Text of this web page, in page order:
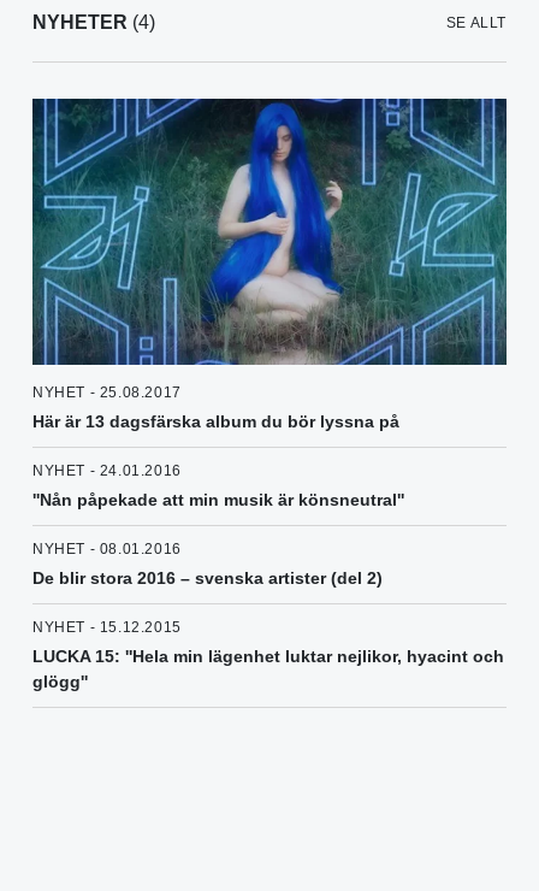
NYHETER (4) SE ALLT
NYHET - 25.08.2017
Här är 13 dagsfärska album du bör lyssna på
NYHET - 24.01.2016
''Nån påpekade att min musik är könsneutral''
NYHET - 08.01.2016
De blir stora 2016 – svenska artister (del 2)
NYHET - 15.12.2015
LUCKA 15: ''Hela min lägenhet luktar nejlikor, hyacint och
glögg''